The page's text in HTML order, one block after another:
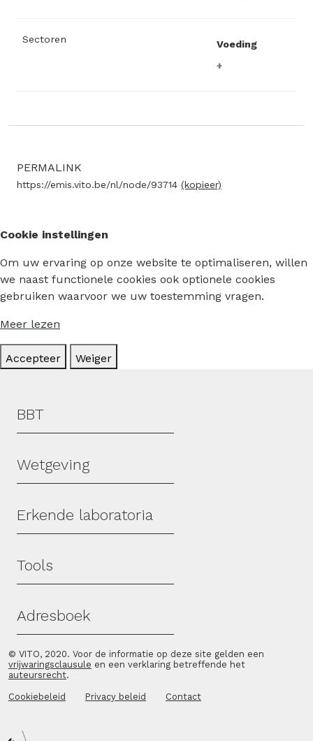
Sectoren Voeding
PERMALINK
https://emis.vito.be/nl/node/93714 (kopieer)
Cookie instellingen
Om uw ervaring op onze website te optimaliseren, willen
we naast functionele cookies ook optionele cookies
gebruiken waarvoor we uw toestemming vragen.
Meer lezen
Accepteer Weiger
Hoofdmenu
BBT
Wetgeving
Erkende laboratoria
Tools
Adresboek
© VITO, 2020. Voor de informatie op deze site gelden een
vrijwaringsclausule en een verklaring betreffende het
auteursrecht.
Cookiebeleid Privacy beleid Contact